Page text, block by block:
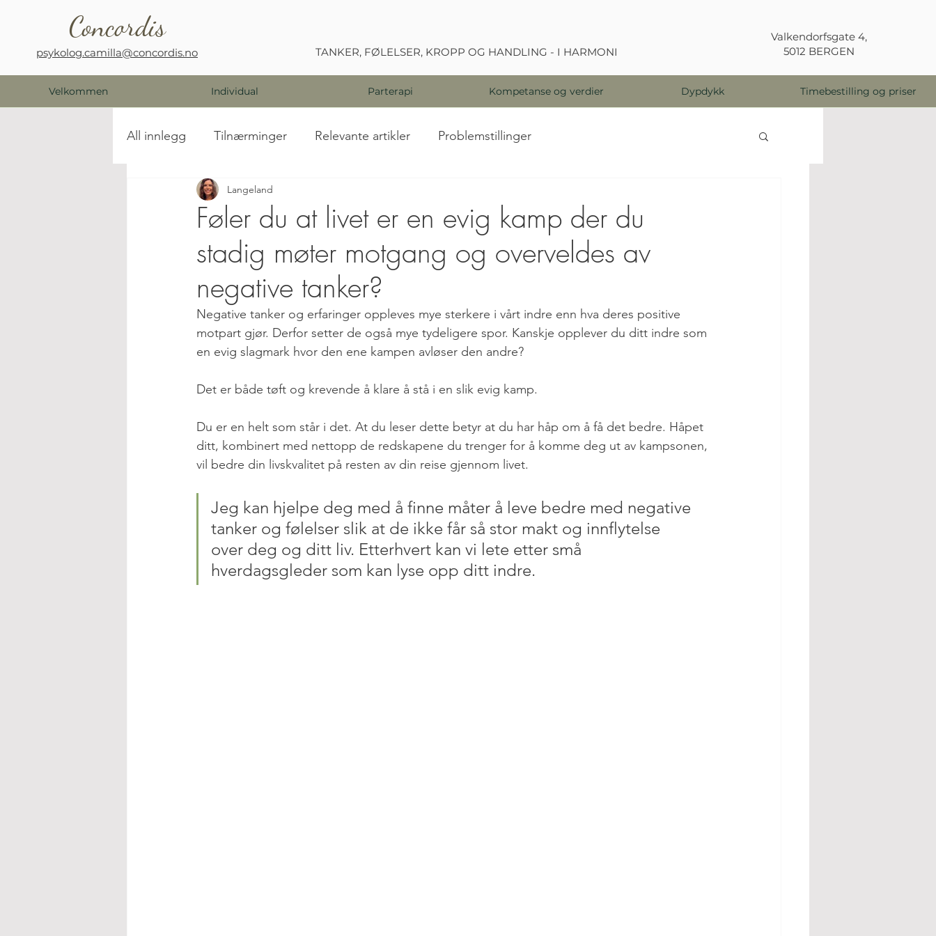
Concordis
psykolog.camilla@concordis.no TANKER, FØLELSER, KROPP OG HANDLING - I HARMONI
Valkendorfsgate 4,
5012 BERGEN
Velkommen Individual Parterapi Kompetanse og verdier Dypdykk Timebestilling og priser
All innlegg Tilnærminger Relevante artikler Problemstillinger
Føler du at livet er en evig kamp der du
stadig møter motgang og overveldes av
negative tanker?
Langeland
Negative tanker og erfaringer oppleves mye sterkere i vårt indre enn hva deres positive
motpart gjør. Derfor setter de også mye tydeligere spor. Kanskje opplever du ditt indre som
en evig slagmark hvor den ene kampen avløser den andre?
Det er både tøft og krevende å klare å stå i en slik evig kamp.
Du er en helt som står i det. At du leser dette betyr at du har håp om å få det bedre. Håpet
ditt, kombinert med nettopp de redskapene du trenger for å komme deg ut av kampsonen,
vil bedre din livskvalitet på resten av din reise gjennom livet.
Jeg kan hjelpe deg med å finne måter å leve bedre med negative
tanker og følelser slik at de ikke får så stor makt og innflytelse
over deg og ditt liv. Etterhvert kan vi lete etter små
hverdagsgleder som kan lyse opp ditt indre.